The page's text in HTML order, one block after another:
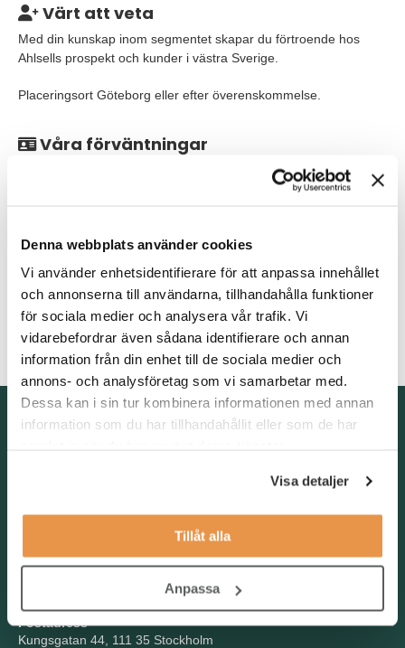
Denna webbplats använder cookies
Vi använder enhetsidentifierare för att anpassa innehållet
och annonserna till användarna, tillhandahålla funktioner
för sociala medier och analysera vår trafik. Vi
vidarebefordrar även sådana identifierare och annan
information från din enhet till de sociala medier och
annons- och analysföretag som vi samarbetar med.
Dessa kan i sin tur kombinera informationen med annan
information som du har tillhandahållit eller som de har
Visa detaljer
Tillåt alla
Anpassa
Värt att veta
Med din kunskap inom segmentet skapar du förtroende hos
Ahlsells prospekt och kunder i västra Sverige.
Placeringsort Göteborg eller efter överenskommelse.
Våra förväntningar
Vi söker dig som på ett engagerande, drivande, öppet och
ansvarsfullt sätt hjälper våra kunder att utveckla sina affärer. Du
ansvarstagande och resultatorienterad.
Vi ser gärna att du har erfarenhet från försäljning mot
industrikunder och inom segmentet VVS. Vi lägger stor vikt vid
dina personliga egenskaper och söker därför dig som med stort
engagemang tar dig an dina arbetsuppgifter.
Kontakta oss
Boka möte
Besöksadress
Kungsgatan 44, Stockholm
Postadress
Kungsgatan 44, 111 35 Stockholm